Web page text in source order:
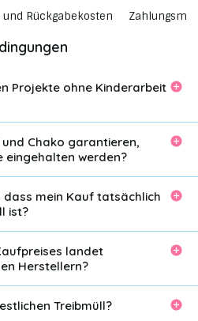
Rückgabekosten
Projekte ohne Kinderarbeit
und Chako garantieren,
eingehalten werden?
dass mein Kauf tatsächlich
ist?
landet
Herstellern?
Treibmüll?